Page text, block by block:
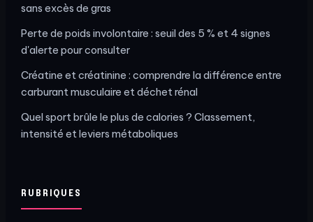
sans excès de gras
Perte de poids involontaire : seuil des 5 % et 4 signes
d'alerte pour consulter
Créatine et créatinine : comprendre la différence entre
carburant musculaire et déchet rénal
Quel sport brûle le plus de calories ? Classement,
intensité et leviers métaboliques
RUBRIQUES